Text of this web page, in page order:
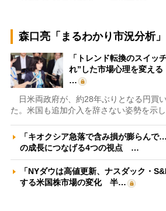
森口亮「まるわかり市況分析」
「トレンド転換のスイッ
れ”した市場心理を変える
…
日米両政府が、約28年ぶりとなる円買
た。米国も追加介入を辞さない姿勢を示
「キオクシア急落で含み損が膨らん
の成長につなげる4つの視点 …
「NYダウは高値更新、ナスダック・
する米国株市場の変化 半…